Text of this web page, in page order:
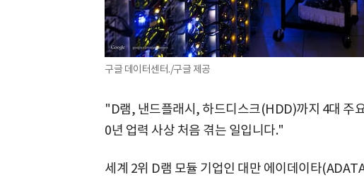
구글 데이터센터./구글 제공
"D램, 낸드플래시, 하드디스크(HDD)까지 4대 주
0년 업력 사상 처음 겪는 일입니다."
세계 2위 D램 모듈 기업인 대만 에이데이타